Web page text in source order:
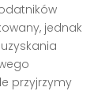
jednak
przyjrzymy